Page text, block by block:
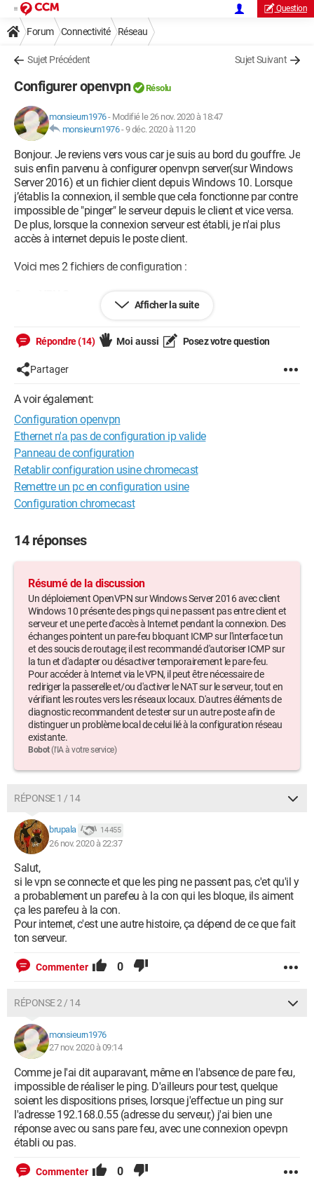
Question
Forum Connectivité Réseau
Sujet Précédent Sujet Suivant
Configurer openvpn Résolu
monsieurn1976- Modifié le 26 nov. 2020 à 18:47
monsieurn1976-9 déc. 2020 à 11:20
Bonjour. Je reviens vers vous car je suis au bord du gouffre. Je
suis enfin parvenu à configurer openvpn server(sur Windows
Server 2016) et un fichier client depuis Windows 10. Lorsque
j’établis la connexion, il semble que cela fonctionne par contre
impossible de "pinger" le serveur depuis le client et vice versa.
De plus, lorsque la connexion serveur est établi, je n'ai plus
accès à internet depuis le poste client.
Voici mes 2 fichiers de configuration :
proto udp4
dev tun
ca "C:\\Program Files\\OpenVPN\\config\\ca.crt"
cert "C:\\Program Files\\OpenVPN\\config\\ServerVPN.crt"
key "C:\\Program Files\\OpenVPN\\config\\ServerVPN.key"
dh "C:\\Program Files\\OpenVPN\\config\\dh2048.pem"
server 10.8.0.0 255.255.255.0
ifconfig-pool-persist ipp.txt
;push "route 192.168.10.0 255.255.255.0"
;push "route 192.168.20.0 255.255.255.0"
push "redirect-gateway def1 bypass-dhcp"
;push "dhcp-option DNS 208.67.222.222"
;push "dhcp-option DNS 208.67.220.220"
keepalive 10 120
tls-auth ta.key 0 # This file is secret
cipher AES-256-CBC
;comp-lzo
persist-key
persist-tun
status openvpn-status.log
verb 3
explicit-exit-notify 1
OpenVPN Client :
ClientVPN
proto udp4
remote monadresse ip 1194
resolv-retry infinite
nobind
persist-key
persist-tun
cert "C:\\Program Files\\OpenVPN\\config\\ClientVPN.crt"
remote-cert-tls server
tls-auth "C:\\Program Files\\OpenVPN\\config\\ta.key" 1
cipher AES-256-CBC
verb 3.
Alors, en toute franchise, premièrement, je donne l'impression
d'être à la recherche d'une solution toute faite pour régler ce
pb, car à force de suivre une multitude de tutos je me perds, ce
qui est un peu vrai ; mais pas par fainéantise mais plutôt pour
comparer avec ce que je fais.
Afficher la suite
Répondre (14) Moi aussi Posez votre question
Partager
A voir également:
Configuration openvpn
Ethernet n'a pas de configuration ip valide
Panneau de configuration
Retablir configuration usine chromecast
Remettre un pc en configuration usine
Configuration chromecast
14 réponses
Résumé de la discussion
Un déploiement OpenVPN sur Windows Server 2016 avec client
Windows 10 présente des pings qui ne passent pas entre client et
serveur et une perte d'accès à Internet pendant la connexion. Des
échanges pointent un pare-feu bloquant ICMP sur l'interface tun
et des soucis de routage; il est recommandé d'autoriser ICMP sur
la tun et d'adapter ou désactiver temporairement le pare-feu.
Pour accéder à Internet via le VPN, il peut être nécessaire de
rediriger la passerelle et/ou d'activer le NAT sur le serveur, tout en
vérifiant les routes vers les réseaux locaux. D'autres éléments de
diagnostic recommandent de tester sur un autre poste afin de
distinguer un problème local de celui lié à la configuration réseau
existante.
Bobot(l'IA à votre service)
RÉPONSE 1 / 14
brupala 14 455
26 nov. 2020 à 22:37
Salut,
si le vpn se connecte et que les ping ne passent pas, c'et qu'il y
a probablement un parefeu à la con qui les bloque, ils aiment
ça les parefeu à la con.
Pour internet, c'est une autre histoire, ça dépend de ce que fait
ton serveur.
Commenter 0
RÉPONSE 2 / 14
monsieurn1976
27 nov. 2020 à 09:14
Comme je l'ai dit auparavant, même en l'absence de pare feu,
impossible de réaliser le ping. D'ailleurs pour test, quelque
soient les dispositions prises, lorsque j'effectue un ping sur
l'adresse 192.168.0.55 (adresse du serveur,) j'ai bien une
réponse avec ou sans pare feu, avec une connexion opevpn
établi ou pas.
Commenter 0